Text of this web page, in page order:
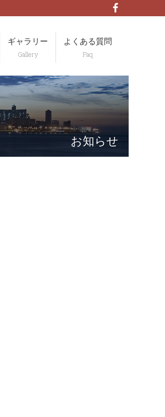
ギャラリー よくある質問
お知らせ